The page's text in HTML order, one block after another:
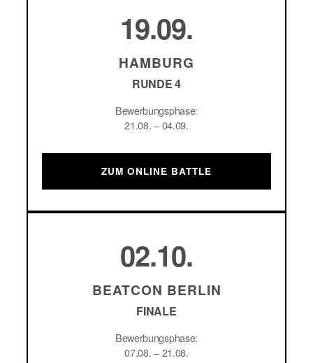
19.09.
HAMBURG
RUNDE 4
Bewerbungsphase:
21.08. – 04.09.
ZUM ONLINE BATTLE
02.10.
BEATCON BERLIN
FINALE
Bewerbungsphase:
07.08. – 21.08.